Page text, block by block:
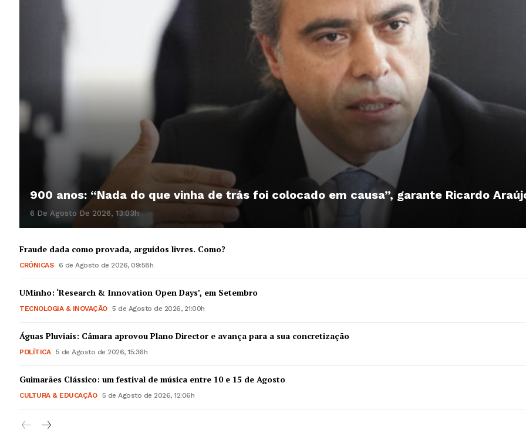
900 anos: “Nada do que vinha de trás foi colocado em causa”, garante Ricardo
6 De Agosto De 2026, 13:03h
Fraude dada como provada, arguidos livres. Como?
CRÓNICAS 6 de Agosto de 2026, 09:58h
UMinho: ‘Research & Innovation Open Days’, em Setembro
TECNOLOGIA & INOVAÇÃO 5 de Agosto de 2026, 21:00h
Águas Pluviais: Câmara aprovou Plano Director e avança para a sua concretização
POLÍTICA 5 de Agosto de 2026, 15:36h
Guimarães Clássico: um festival de música entre 10 e 15 de Agosto
CULTURA & EDUCAÇÃO 5 de Agosto de 2026, 12:06h